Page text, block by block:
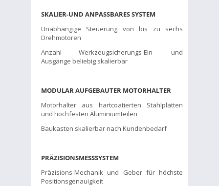
SKALIER-UND ANPASSBARES SYSTEM
Unabhängige Steuerung von bis zu sechs
Drehmotoren
Anzahl Werkzeugsicherungs-Ein- und
Ausgänge beliebig skalierbar
MODULAR AUFGEBAUTER MOTORHALTER
Motorhalter aus hartcoatierten Stahlplatten
und hochfesten Aluminiumteilen
Baukasten skalierbar nach Kundenbedarf
PRÄZISIONSMESSSYSTEM
Präzisions-Mechanik und Geber für höchste
Positionsgenauigkeit